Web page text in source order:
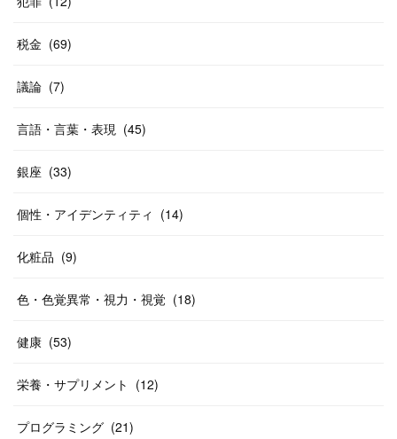
税金 (69)
議論 (7)
言語・言葉・表現 (45)
銀座 (33)
個性・アイデンティティ (14)
化粧品 (9)
色・色覚異常・視力・視覚 (18)
健康 (53)
栄養・サプリメント (12)
プログラミング (21)